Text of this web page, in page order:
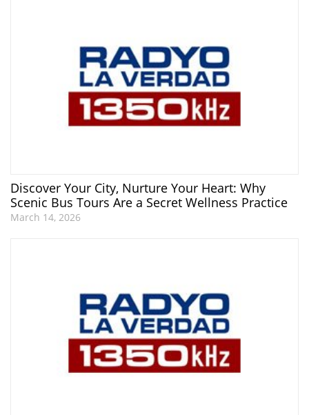
Discover Your City, Nurture Your Heart: Why
Scenic Bus Tours Are a Secret Wellness Practice
March 14, 2026